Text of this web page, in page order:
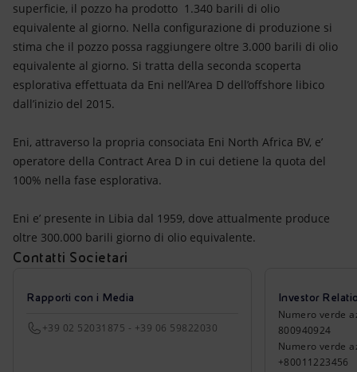
superficie, il pozzo ha prodotto 1.340 barili di olio
equivalente al giorno. Nella configurazione di produzione si
stima che il pozzo possa raggiungere oltre 3.000 barili di olio
equivalente al giorno. Si tratta della seconda scoperta
esplorativa effettuata da Eni nell’Area D dell’offshore libico
dall’inizio del 2015.
Eni, attraverso la propria consociata Eni North Africa BV, e’
operatore della Contract Area D in cui detiene la quota del
100% nella fase esplorativa.
Eni e’ presente in Libia dal 1959, dove attualmente produce
oltre 300.000 barili giorno di olio equivalente.
Contatti Societari
Rapporti con i Media
+39 02 52031875 - +39 06 59822030
Investor
Numero verde
800940924
Numero verde
+80011223456